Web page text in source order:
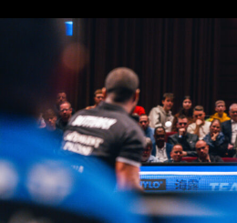
Tischtennis
fotografieren.